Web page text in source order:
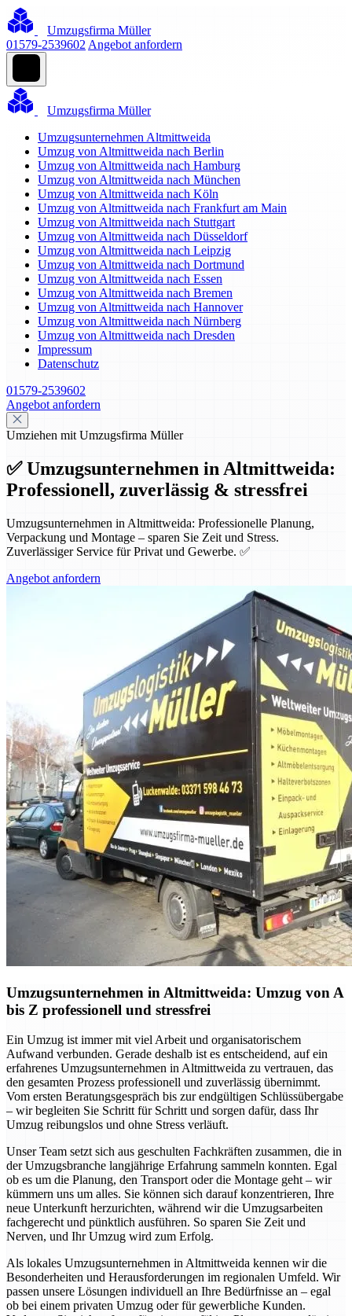
Umzugsfirma Müller
01579-2539602 Angebot anfordern
Umzugsfirma Müller
Umzugsunternehmen Altmittweida
Umzug von Altmittweida nach Berlin
Umzug von Altmittweida nach Hamburg
Umzug von Altmittweida nach München
Umzug von Altmittweida nach Köln
Umzug von Altmittweida nach Frankfurt am Main
Umzug von Altmittweida nach Stuttgart
Umzug von Altmittweida nach Düsseldorf
Umzug von Altmittweida nach Leipzig
Umzug von Altmittweida nach Dortmund
Umzug von Altmittweida nach Essen
Umzug von Altmittweida nach Bremen
Umzug von Altmittweida nach Hannover
Umzug von Altmittweida nach Nürnberg
Umzug von Altmittweida nach Dresden
Impressum
Datenschutz
01579-2539602
Angebot anfordern
Umziehen mit Umzugsfirma Müller
✅ Umzugsunternehmen in Altmittweida:
Professionell, zuverlässig & stressfrei
Umzugsunternehmen in Altmittweida: Professionelle Planung,
Verpackung und Montage – sparen Sie Zeit und Stress.
Zuverlässiger Service für Privat und Gewerbe. ✅
Angebot anfordern
Umzugsunternehmen in Altmittweida: Umzug von A
bis Z professionell und stressfrei
Ein Umzug ist immer mit viel Arbeit und organisatorischem
Aufwand verbunden. Gerade deshalb ist es entscheidend, auf ein
erfahrenes Umzugsunternehmen in Altmittweida zu vertrauen, das
den gesamten Prozess professionell und zuverlässig übernimmt.
Vom ersten Beratungsgespräch bis zur endgültigen Schlüssübergabe
– wir begleiten Sie Schritt für Schritt und sorgen dafür, dass Ihr
Umzug reibungslos und ohne Stress verläuft.
Unser Team setzt sich aus geschulten Fachkräften zusammen, die in
der Umzugsbranche langjährige Erfahrung sammeln konnten. Egal
ob es um die Planung, den Transport oder die Montage geht – wir
kümmern uns um alles. Sie können sich darauf konzentrieren, Ihre
neue Unterkunft herzurichten, während wir die Umzugsarbeiten
fachgerecht und pünktlich ausführen. So sparen Sie Zeit und
Nerven, und Ihr Umzug wird zum Erfolg.
Als lokales Umzugsunternehmen in Altmittweida kennen wir die
Besonderheiten und Herausforderungen im regionalen Umfeld. Wir
passen unsere Lösungen individuell an Ihre Bedürfnisse an – egal
ob bei einem privaten Umzug oder für gewerbliche Kunden.